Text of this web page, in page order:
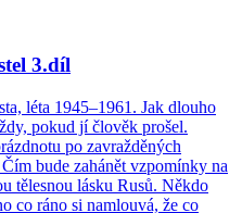
3.díl
léta 1945–1961. Jak dlouho
pokud jí člověk prošel.
po zavražděných
bude zahánět vzpomínky na
tělesnou lásku Rusů. Někdo
co ráno si namlouvá, že co